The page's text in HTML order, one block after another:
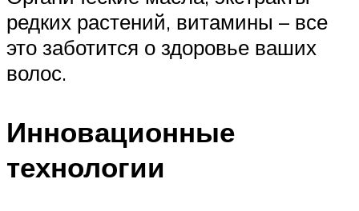
редких растений, витамины – все
это заботится о здоровье ваших
волос.
Инновационные
технологии